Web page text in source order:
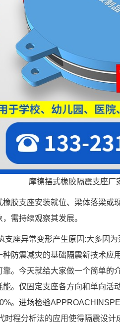
摩擦摆式橡胶隔震支座厂
胶支座安装就位、梁体落梁或
需持续观察其发展。
支座异常变形产生原因:大多因
防震减灾的基础隔震新技术应
。今天就给大家做一个简单的
。仅固定支座各方向和单向活
。进场检验
时程分析法的应用使得隔震设